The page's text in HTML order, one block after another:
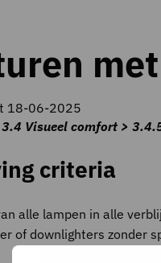
18-06-2025
3.4 Visueel comfort >
criteria
alle lampen in alle
of downlighters zonder